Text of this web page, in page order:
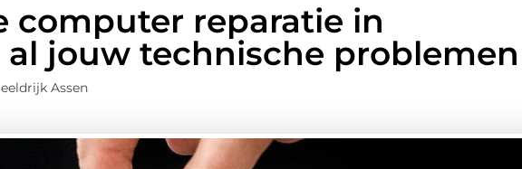
computer reparatie in
jouw technische problemen
Assen